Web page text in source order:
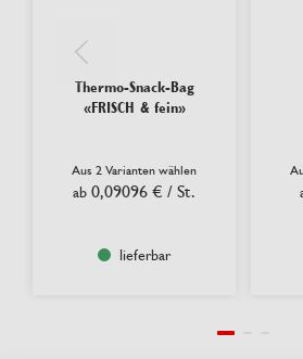
Thermo-Snack-Bag
«FRISCH & fein»
Aus 2 Varianten wählen
ab 0,09096 € / St.
lieferbar